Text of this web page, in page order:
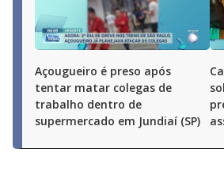
Açougueiro é preso após
tentar matar colegas de
trabalho dentro de
supermercado em Jundiaí (SP)